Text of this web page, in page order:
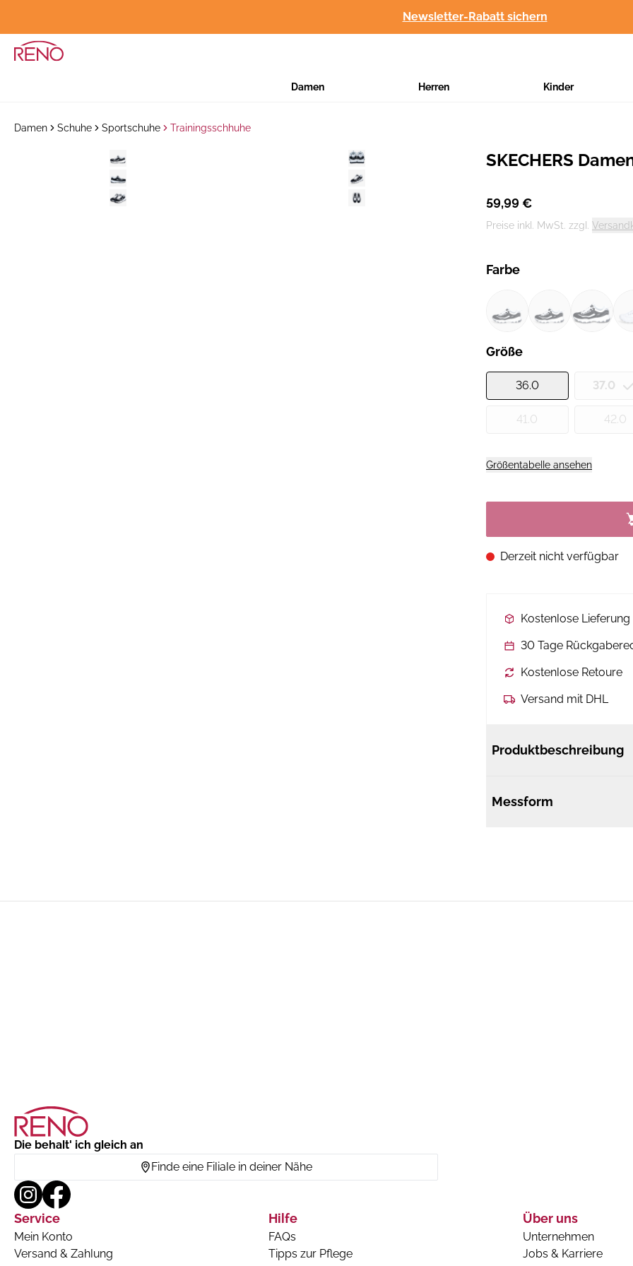
Newsletter-Rabatt sichern
Damen Herren Kinder
Damen Schuhe Sportschuhe Trainingsschhuhe
Hersteller:
SKECHERS
59,99 €
Preise inkl. MwSt. zzgl.
Farbe
Größe
36.0 37.0
41.0 42.0
Größentabelle ansehen
Derzeit nicht verfügbar
Kostenlose
30 Tage
Kostenlose Retoure
Versand mit DHL
Produktbeschreibung
Messform
Die behalt' ich gleich an
Finde eine Filiale in deiner Nähe
Service
Mein Konto
Versand & Zahlung
Hilfe
FAQs
Tipps zur Pflege
Über uns
Unternehmen
Jobs & Karriere